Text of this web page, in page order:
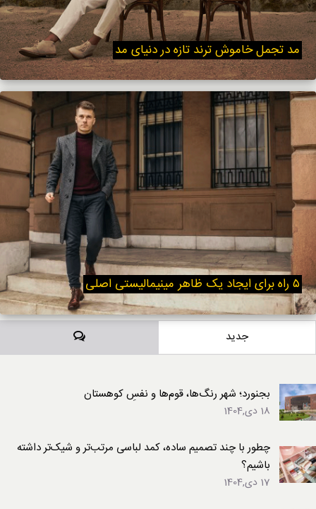
مد تجمل خاموش ترند تازه در دنیای مد
۵ راه برای ایجاد یک ظاهر مینیمالیستی اصلی
جدید دیدگاه‌ها
بجنورد؛ شهر رنگ‌ها، قوم‌ها و نفسِ کوهستان
18 دی,1404
چطور با چند تصمیم ساده، کمد لباسی مرتب‌تر و شیک‌تر داشته
باشیم؟
17 دی,1404